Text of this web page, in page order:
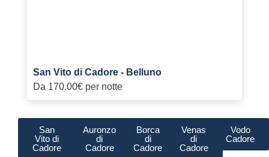
San Vito di Cadore - Belluno
Da 170.00€ per notte
San
Vito di
Cadore
Auronzo
di
Cadore
Borca
di
Cadore
Venas
di
Cadore
Vodo
Cadore